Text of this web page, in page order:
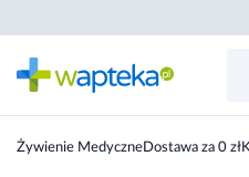
Żywienie MedyczneDostawa za 0 zł